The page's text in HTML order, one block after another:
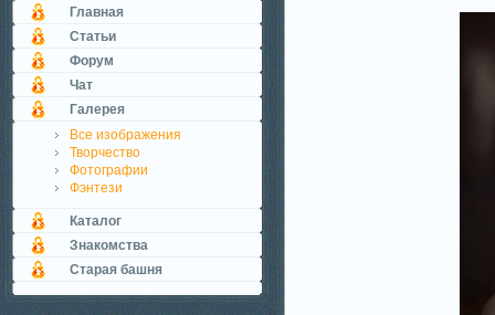
Главная
Статьи
Форум
Чат
Галерея
Все изображения
Творчество
Фотографии
Фэнтези
Каталог
Знакомства
Старая башня